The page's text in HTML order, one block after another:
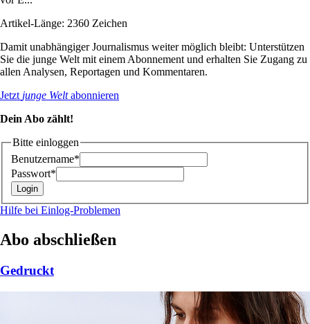
Artikel-Länge: 2360 Zeichen
Damit unabhängiger Journalismus weiter möglich bleibt: Unterstützen
Sie die junge Welt mit einem Abonnement und erhalten Sie Zugang zu
allen Analysen, Reportagen und Kommentaren.
Jetzt junge Weltabonnieren
Dein Abo zählt!
Bitte einloggen
Benutzername*
Passwort*
Hilfe bei Einlog-Problemen
Abo abschließen
Gedruckt